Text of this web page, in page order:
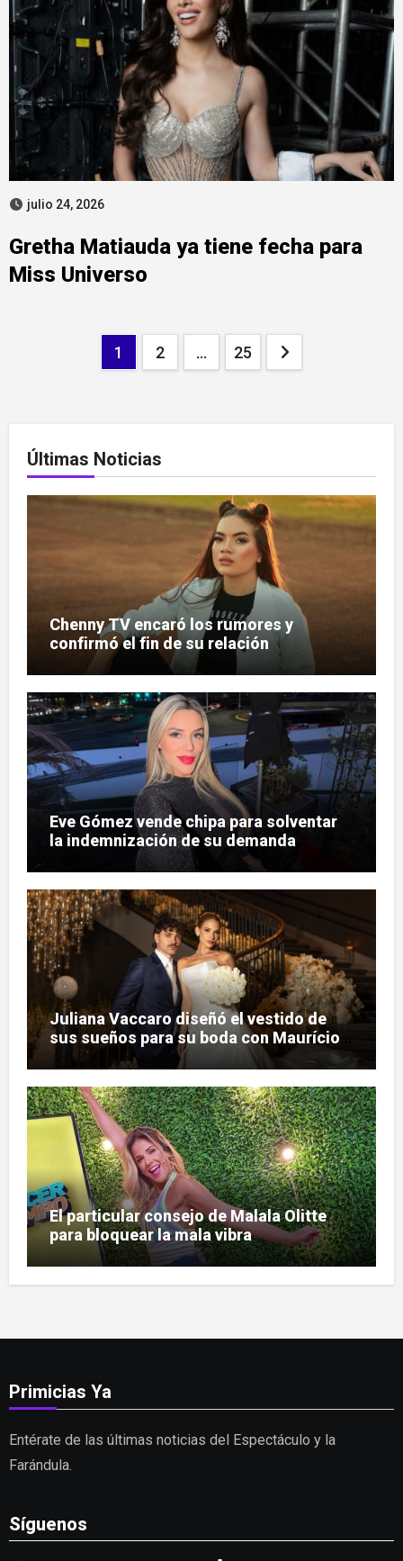
julio 24, 2026
Gretha Matiauda ya tiene fecha para
Miss Universo
Paginación
1 2 … 25
Últimas Noticias
Chenny TV encaró los rumores y
confirmó el fin de su relación
Eve Gómez vende chipa para solventar
la indemnización de su demanda
Juliana Vaccaro diseñó el vestido de
sus sueños para su boda con Maurício
Prado
El particular consejo de Malala Olitte
para bloquear la mala vibra
Primicias Ya
Entérate de las últimas noticias del Espectáculo y la
Farándula.
Síguenos